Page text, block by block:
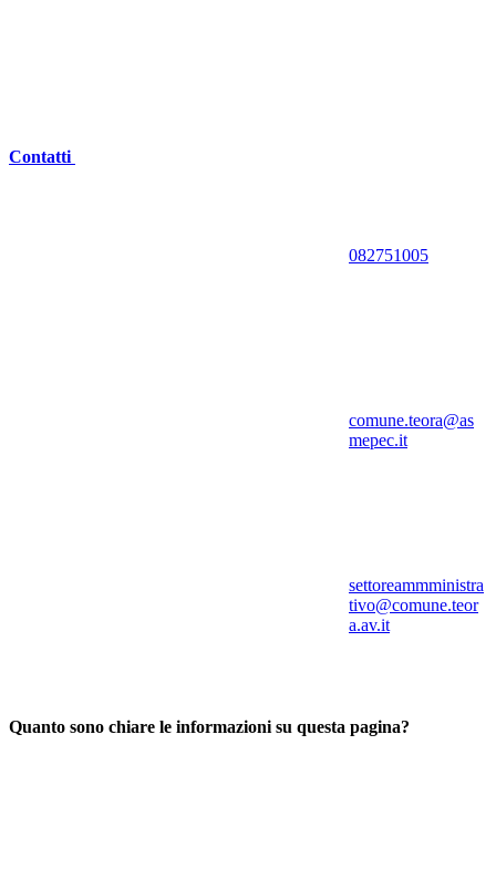
Contatti
082751005
comune.teora@as
mepec.it
settoreammministra
tivo@comune.teor
a.av.it
Quanto sono chiare le informazioni su questa pagina?